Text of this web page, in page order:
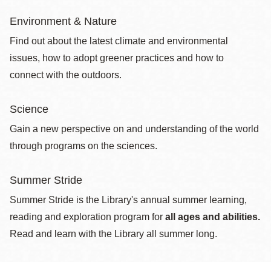
Environment & Nature
Find out about the latest climate and environmental
issues, how to adopt greener practices and how to
connect with the outdoors.
Science
Gain a new perspective on and understanding of the world
through programs on the sciences.
Summer Stride
Summer Stride is the Library's annual summer learning,
reading and exploration program for all ages and abilities.
Read and learn with the Library all summer long.